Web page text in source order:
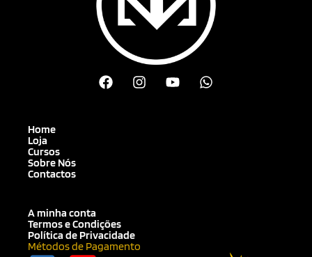
Home
Loja
Cursos
Sobre Nós
Contactos
A minha conta
Termos e Condições
Política de Privacidade
Métodos de Pagamento